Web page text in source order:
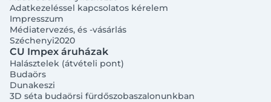
Adatkezeléssel kapcsolatos kérelem
Impresszum
Médiatervezés, és -vásárlás
Széchenyi2020
CU Impex áruházak
Halásztelek (átvételi pont)
Budaörs
Dunakeszi
3D séta budaörsi fürdőszobaszalonunkban